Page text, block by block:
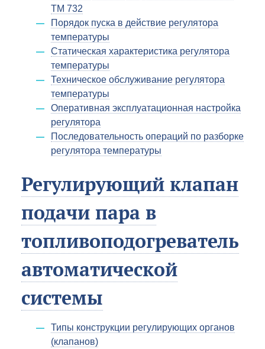
TM 732
Порядок пуска в действие регулятора
температуры
Статическая характеристика регулятора
температуры
Техническое обслуживание регулятора
температуры
Оперативная эксплуатационная настройка
регулятора
Последовательность операций по разборке
регулятора температуры
Регулирующий клапан
подачи пара в
топливоподогреватель
автоматической
системы
Типы конструкции регулирующих органов
(клапанов)